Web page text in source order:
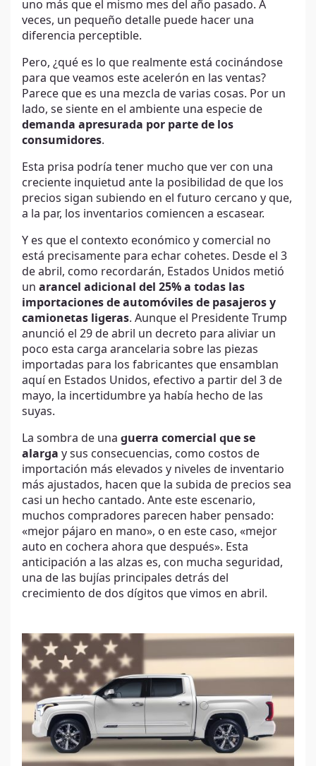
uno más que el mismo mes del año pasado. A
veces, un pequeño detalle puede hacer una
diferencia perceptible.
Pero, ¿qué es lo que realmente está cocinándose
para que veamos este acelerón en las ventas?
Parece que es una mezcla de varias cosas. Por un
lado, se siente en el ambiente una especie de
demanda apresurada por parte de los
consumidores.
Esta prisa podría tener mucho que ver con una
creciente inquietud ante la posibilidad de que los
precios sigan subiendo en el futuro cercano y que,
a la par, los inventarios comiencen a escasear.
Y es que el contexto económico y comercial no
está precisamente para echar cohetes. Desde el 3
de abril, como recordarán, Estados Unidos metió
un arancel adicional del 25% a todas las
importaciones de automóviles de pasajeros y
camionetas ligeras. Aunque el Presidente Trump
anunció el 29 de abril un decreto para aliviar un
poco esta carga arancelaria sobre las piezas
importadas para los fabricantes que ensamblan
aquí en Estados Unidos, efectivo a partir del 3 de
mayo, la incertidumbre ya había hecho de las
suyas.
La sombra de una guerra comercial que se
alarga y sus consecuencias, como costos de
importación más elevados y niveles de inventario
más ajustados, hacen que la subida de precios sea
casi un hecho cantado. Ante este escenario,
muchos compradores parecen haber pensado:
«mejor pájaro en mano», o en este caso, «mejor
auto en cochera ahora que después». Esta
anticipación a las alzas es, con mucha seguridad,
una de las bujías principales detrás del
crecimiento de dos dígitos que vimos en abril.